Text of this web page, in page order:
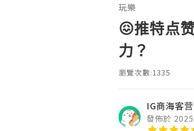
玩樂
😖推特点
力？
瀏覽次數:1335
IG商海客
發佈於